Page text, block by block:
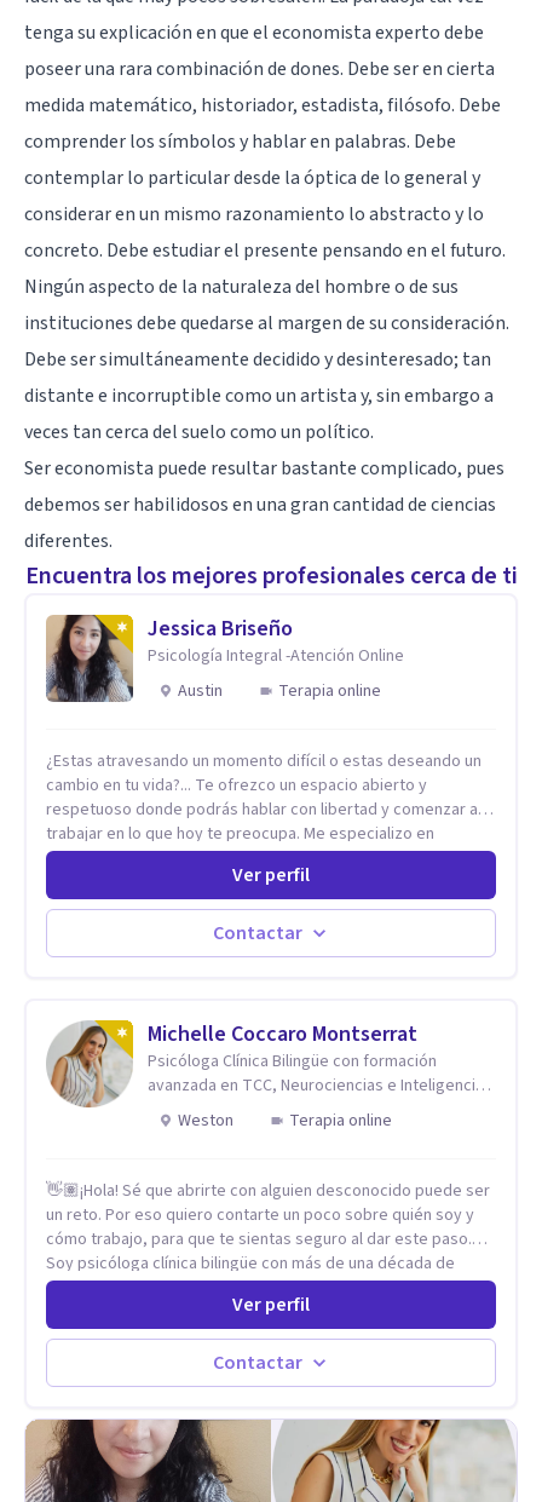
tenga su explicación en que el economista experto debe
poseer una rara combinación de dones. Debe ser en cierta
medida matemático, historiador, estadista, filósofo. Debe
comprender los símbolos y hablar en palabras. Debe
contemplar lo particular desde la óptica de lo general y
considerar en un mismo razonamiento lo abstracto y lo
concreto. Debe estudiar el presente pensando en el futuro.
Ningún aspecto de la naturaleza del hombre o de sus
instituciones debe quedarse al margen de su consideración.
Debe ser simultáneamente decidido y desinteresado; tan
distante e incorruptible como un artista y, sin embargo a
veces tan cerca del suelo como un político.
Ser economista puede resultar bastante complicado, pues
debemos ser habilidosos en una gran cantidad de ciencias
diferentes.
Encuentra los mejores profesionales cerca de ti
Jessica Briseño
Psicología Integral -Atención Online
Austin
Terapia online
¿Estas atravesando un momento difícil o estas deseando un
cambio en tu vida?... Te ofrezco un espacio abierto y
respetuoso donde podrás hablar con libertad y comenzar a
trabajar en lo que hoy te preocupa. Me especializo en
Trastornos de Ansiedad y a lo largo de mi experiencia
profesional he acompañado a muchas Familias y Parejas con
distintas problemáticas como el manejo del estrés,
Autoestima, Gestión de la Ira, Depresión, Retos en la Crianza,
Codependencia, Celos, entre otros. Cuento con más de 12
Adolescentes y Adultos
Ver perfil
Contactar
Michelle Coccaro Montserrat
Psicóloga Clínica Bilingüe con formación
avanzada en TCC, Neurociencias e Inteligencia
Emocional.
Weston Terapia online
👋🏽¡Hola! Sé que abrirte con alguien desconocido puede ser
un reto. Por eso quiero contarte un poco sobre quién soy y
cómo trabajo, para que te sientas seguro al dar este paso.
Soy psicóloga clínica bilingüe con más de una década de
experiencia. He dictado conferencias, escrito artículos y
ejercido como profesora universitaria. Un dato curioso: he
vivido en varios países y conozco de primera mano lo que
significa ser migrante, adaptarse a los cambios y empezar de
nuevo.
Ver perfil
Contactar